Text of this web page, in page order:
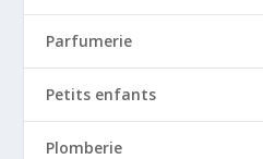
Parfumerie
Petits enfants
Plomberie